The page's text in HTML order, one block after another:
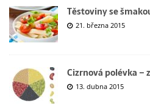
Těstoviny se
21. března 2015
Cizrnová polévka –
13. dubna 2015